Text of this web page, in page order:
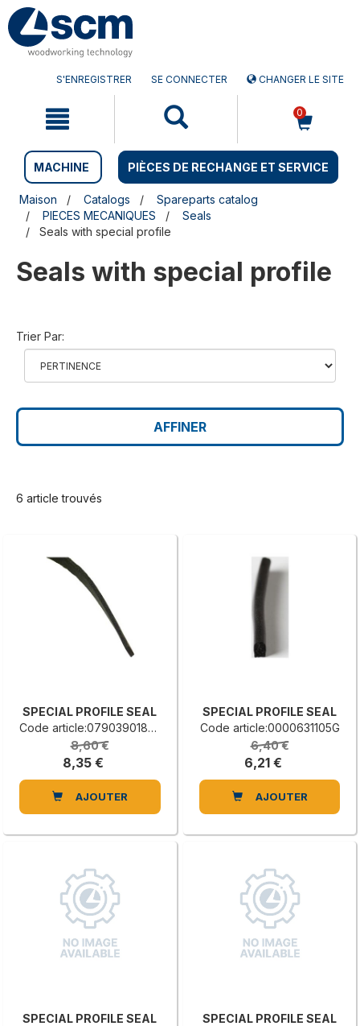
Aller
au
contenu
Menu
sauter
S'ENREGISTRER SE CONNECTER CHANGER LE SITE
0
MACHINE PIÈCES DE RECHANGE ET SERVICE
Maison Catalogs
Spareparts catalog
PIECES MECANIQUES
Seals
Seals with special profile
Seals with special profile
Trier Par:
AFFINER
6 article trouvés
SPECIAL PROFILE SEAL
Code article:0790390182D
8,60 €
8,35 €
AJOUTER
SPECIAL PROFILE SEAL
Code article:0000631105G
6,40 €
6,21 €
AJOUTER
SPECIAL PROFILE SEAL
SPECIAL PROFILE SEAL